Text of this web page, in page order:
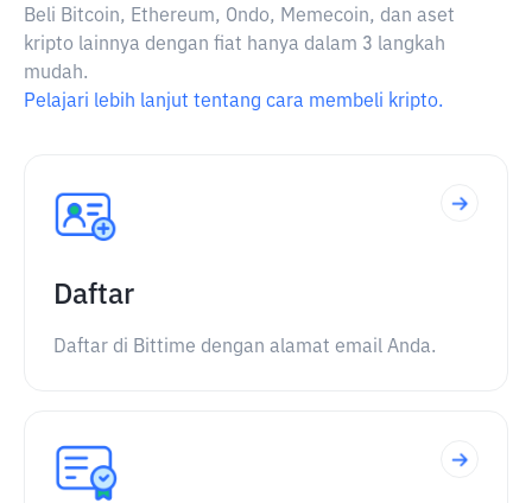
Beli Bitcoin, Ethereum, Ondo, Memecoin, dan aset
kripto lainnya dengan fiat hanya dalam 3 langkah
mudah.
Pelajari lebih lanjut tentang cara membeli kripto.
Daftar
Daftar di Bittime dengan alamat email Anda.